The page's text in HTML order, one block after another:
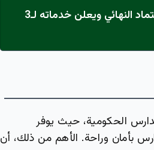
عاجل: القناة تنطلق... مركز أورام الجامعة يحصل على الاعتماد النهائي ويعلن خدماته لـ3
الحكومية، حيث يوفر
بأمان وراحة. الأهم من ذلك، أن